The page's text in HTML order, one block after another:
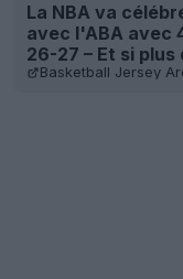
La NBA va
avec l'ABA avec
26-27 – Et si
Basketball Jersey